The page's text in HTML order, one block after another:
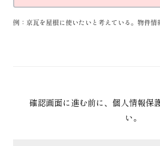
例：京瓦を屋根に使いたいと考えている。物件情
確認画面に進む前に、 個人情報保
い。